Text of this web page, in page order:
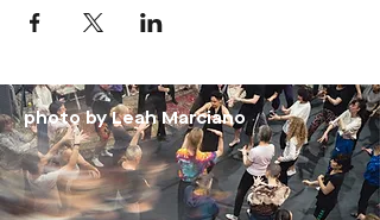
photo by Leah Marciano